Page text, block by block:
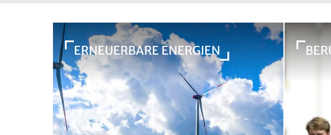
ERNEUERBARE ENERGIEN